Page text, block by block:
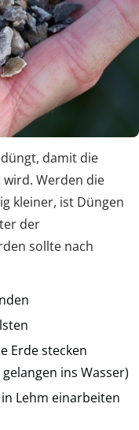
damit die
Werden die
kleiner, ist Düngen
der
sollte nach
Erde stecken
ins Wasser)
Lehm einarbeiten